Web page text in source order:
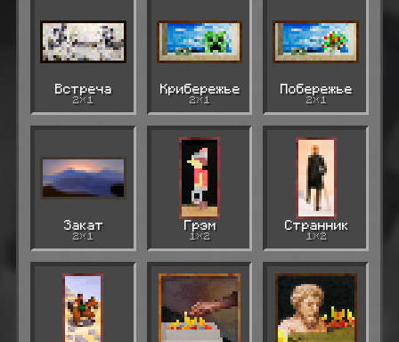
Встреча
2×1
Крибережье
2×1
Побережье
2×1
Закат
2×1
Грэм
1×2
Странник
1×2